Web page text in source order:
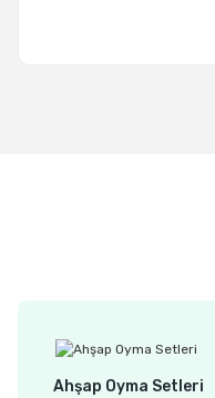
Ahşap Oyma Setleri